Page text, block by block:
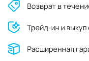
Возврат в
Трейд-ин и выкуп
Расширенная